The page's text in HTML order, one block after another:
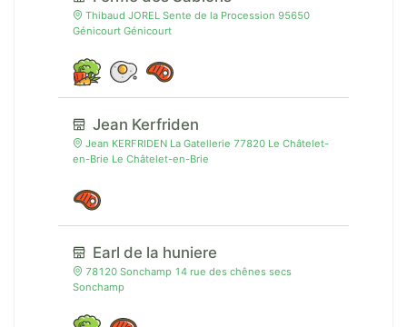
Thibaud JOREL Sente de la Procession 95650
Génicourt Génicourt
Jean Kerfriden
Jean KERFRIDEN La Gatellerie 77820 Le Châtelet-
en-Brie Le Châtelet-en-Brie
Earl de la huniere
78120 Sonchamp 14 rue des chênes secs
Sonchamp